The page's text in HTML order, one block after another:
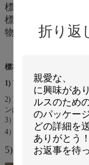
折り返
標本を集めなさい。
標本が集められれ
物の綿棒はそして
標本コレクションの綿棒
1) VTMのウイルスの輸送
2) 正常なVTMよりもむし
ンはPCRで、直接使用す
3）多用性があるRNAの
4） Covid-19抗原の急速
5)
血液学Analzyer